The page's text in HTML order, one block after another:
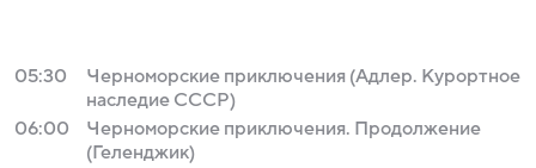
05:30
Черноморские приключения (Адлер. Курортное
наследие СССР)
06:00
Черноморские приключения. Продолжение
(Геленджик)